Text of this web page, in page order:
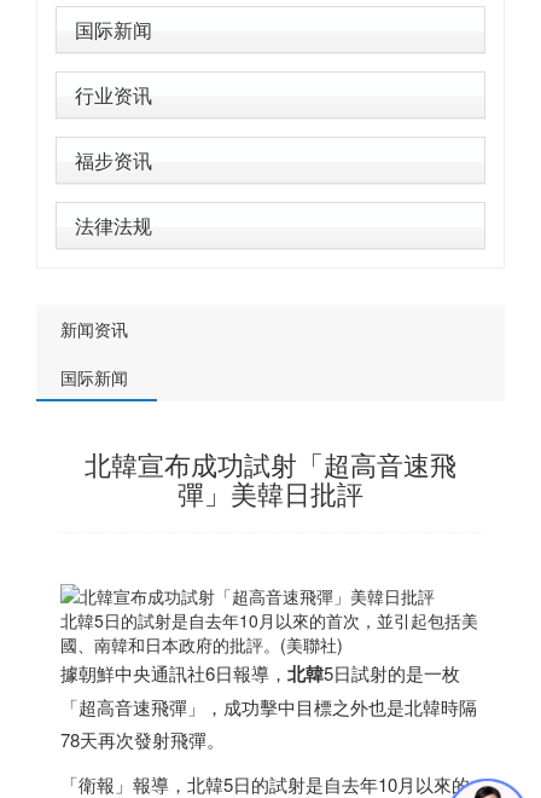
国际新闻
行业资讯
福步资讯
法律法规
新闻资讯
国际新闻
北韓宣布成功試射「超高音速飛
彈」美韓日批評
北韓5日的試射是自去年10月以來的首次，並引起包括美
國、南韓和日本政府的批評。(美聯社)
據朝鮮中央通訊社6日報導， 北韓5日試射的是一枚
「超高音速飛彈」，成功擊中目標之外也是北韓時隔
78天再次發射飛彈。
「衛報」報導，北韓5日的試射是自去年10月以來的